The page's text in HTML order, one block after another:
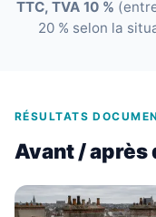
TTC, TVA 10 %
20 % selon la
RÉSULTATS
Avant / après